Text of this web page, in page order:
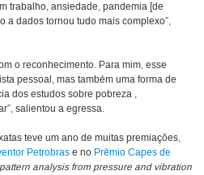
trabalho, ansiedade, pandemia [de
a dados tornou tudo mais complexo”,
o reconhecimento. Para mim, esse
pessoal, mas também uma forma de
dos estudos sobre pobreza ,
salientou a egressa.
teve um ano de muitas premiações,
Petrobras e no Prêmio Capes de
analysis from pressure and vibration